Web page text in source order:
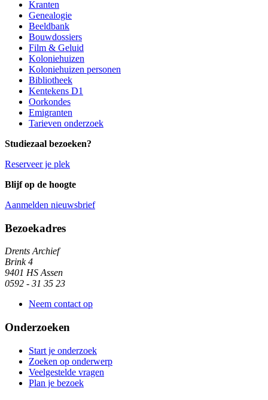
Kranten
Genealogie
Beeldbank
Bouwdossiers
Film & Geluid
Koloniehuizen
Koloniehuizen personen
Bibliotheek
Kentekens D1
Oorkondes
Emigranten
Tarieven onderzoek
Studiezaal bezoeken?
Reserveer je plek
Blijf op de hoogte
Aanmelden nieuwsbrief
Algemene informatie
Bezoekadres
Drents Archief
Brink 4
9401 HS Assen
0592 - 31 35 23
Neem contact op
Onderzoeken
Start je onderzoek
Zoeken op onderwerp
Veelgestelde vragen
Plan je bezoek